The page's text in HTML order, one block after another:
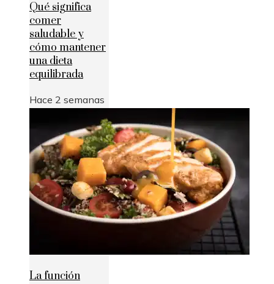
Qué significa
comer
saludable y
cómo mantener
una dieta
equilibrada
Hace 2 semanas
La función